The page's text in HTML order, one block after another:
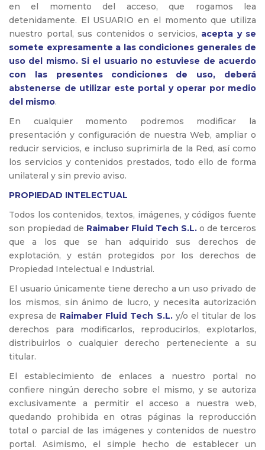
en el momento del acceso, que rogamos lea
detenidamente. El USUARIO en el momento que utiliza
nuestro portal, sus contenidos o servicios, acepta y se
somete expresamente a las condiciones generales de
uso del mismo. Si el usuario no estuviese de acuerdo
con las presentes condiciones de uso, deberá
abstenerse de utilizar este portal y operar por medio
del mismo.
En cualquier momento podremos modificar la
presentación y configuración de nuestra Web, ampliar o
reducir servicios, e incluso suprimirla de la Red, así como
los servicios y contenidos prestados, todo ello de forma
unilateral y sin previo aviso.
PROPIEDAD INTELECTUAL
Todos los contenidos, textos, imágenes, y códigos fuente
son propiedad de Raimaber Fluid Tech S.L. o de terceros
que a los que se han adquirido sus derechos de
explotación, y están protegidos por los derechos de
Propiedad Intelectual e Industrial.
El usuario únicamente tiene derecho a un uso privado de
los mismos, sin ánimo de lucro, y necesita autorización
expresa de Raimaber Fluid Tech S.L.y/o el titular de los
derechos para modificarlos, reproducirlos, explotarlos,
distribuirlos o cualquier derecho perteneciente a su
titular.
El establecimiento de enlaces a nuestro portal no
confiere ningún derecho sobre el mismo, y se autoriza
exclusivamente a permitir el acceso a nuestra web,
quedando prohibida en otras páginas la reproducción
total o parcial de las imágenes y contenidos de nuestro
portal. Asimismo, el simple hecho de establecer un